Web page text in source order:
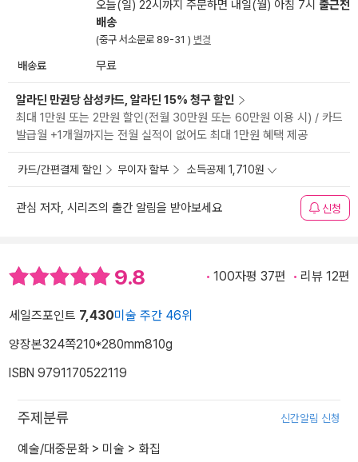
오늘(일) 22시까지 주문하면 내일(월) 아침 7시 출근전
배송
(중구 서소문로 89-31 ) 변경
배송료 무료
알라딘 만권당 삼성카드, 알라딘 15% 청구 할인
최대 1만원 또는 2만원 할인(전월 30만원 또는 60만원 이용 시) / 카드
발급월 +1개월까지는 전월 실적이 없어도 최대 1만원 혜택 제공
카드/간편결제 할인 무이자 할부 소득공제 1,710원
관심 저자, 시리즈의 출간 알림을 받아보세요 신청
9.8 100자평 37편 리뷰 12편
세일즈포인트 7,430미술 주간 46위
양장본324쪽210*280mm810g
ISBN 9791170522119
주제분류 신간알림 신청
예술/대중문화 > 미술 > 화집